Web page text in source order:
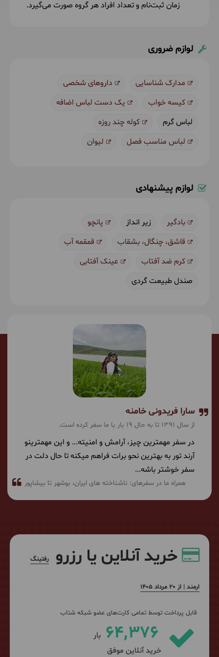
زمان ثبت‌نام و تعداد افراد هر گروه صورت می‌گیرد.
لوازم ضروری
مدارک شناسایی
داروهای شخصی
کیسه خواب
یک دست لباس اضافه
لباس گرم
کوله چند روزه
لباس مناسب فصل
لیوان
لوازم پیشنهادی
بادگیر زیر انداز
پانچو
قاشق، چنگال، بشقاب
قمقمه آب
کرم ضد آفتاب
عینک آفتابی
صندل طبیعت گردی
سارا فریدونی خامنه
از سال 1391 تا به حال 19 بار با ما سفر کرده است.
در سفر مهمترین چیز، آرامش و امنیته... و این مهمترینو
آرند تور به بهترین نحو برات فراهم میکنه تا حال دلت در
سفر خوشتر باشه...
همراه ما در سفرهای: ناشناخته های ایران بوشهر تا بیشاپور
خرید آنلاین یا رزرو رفتینگ
ارمند | از 20 مرداد 1405
قابل پرداخت توسط تمامی کارت‌های عضو شبکه شتاب
64,376 بار
خرید آنلاین موفق